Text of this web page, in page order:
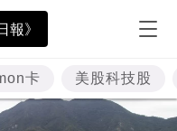
報》
卡 美股科技股